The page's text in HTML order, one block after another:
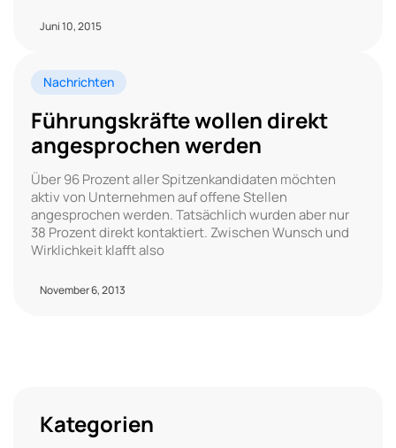
Juni 10, 2015
Nachrichten
Führungskräfte wollen direkt
angesprochen werden
Über 96 Prozent aller Spitzenkandidaten möchten
aktiv von Unternehmen auf offene Stellen
angesprochen werden. Tatsächlich wurden aber nur
38 Prozent direkt kontaktiert. Zwischen Wunsch und
Wirklichkeit klafft also
November 6, 2013
Kategorien